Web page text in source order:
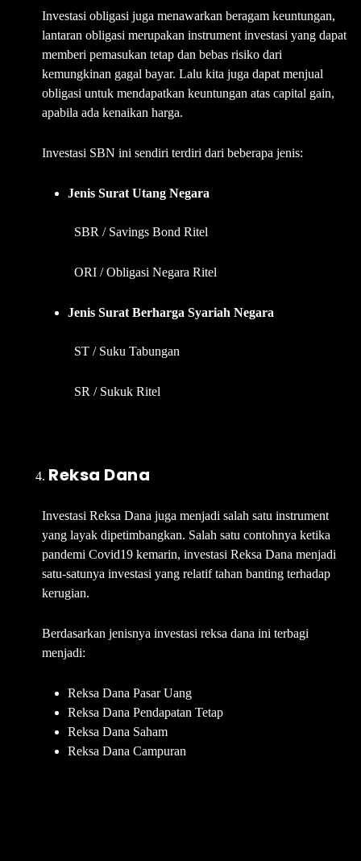
Investasi obligasi juga menawarkan beragam keuntungan,
lantaran obligasi merupakan instrument investasi yang dapat
memberi pemasukan tetap dan bebas risiko dari
kemungkinan gagal bayar. Lalu kita juga dapat menjual
obligasi untuk mendapatkan keuntungan atas capital gain,
apabila ada kenaikan harga.
Investasi SBN ini sendiri terdiri dari beberapa jenis:
Jenis Surat Utang Negara
SBR / Savings Bond Ritel
ORI / Obligasi Negara Ritel
Jenis Surat Berharga Syariah Negara
ST / Suku Tabungan
SR / Sukuk Ritel
Reksa Dana
Investasi Reksa Dana juga menjadi salah satu instrument
yang layak dipetimbangkan. Salah satu contohnya ketika
pandemi Covid19 kemarin, investasi Reksa Dana menjadi
satu-satunya investasi yang relatif tahan banting terhadap
kerugian.
Berdasarkan jenisnya investasi reksa dana ini terbagi
menjadi:
Reksa Dana Pasar Uang
Reksa Dana Pendapatan Tetap
Reksa Dana Saham
Reksa Dana Campuran